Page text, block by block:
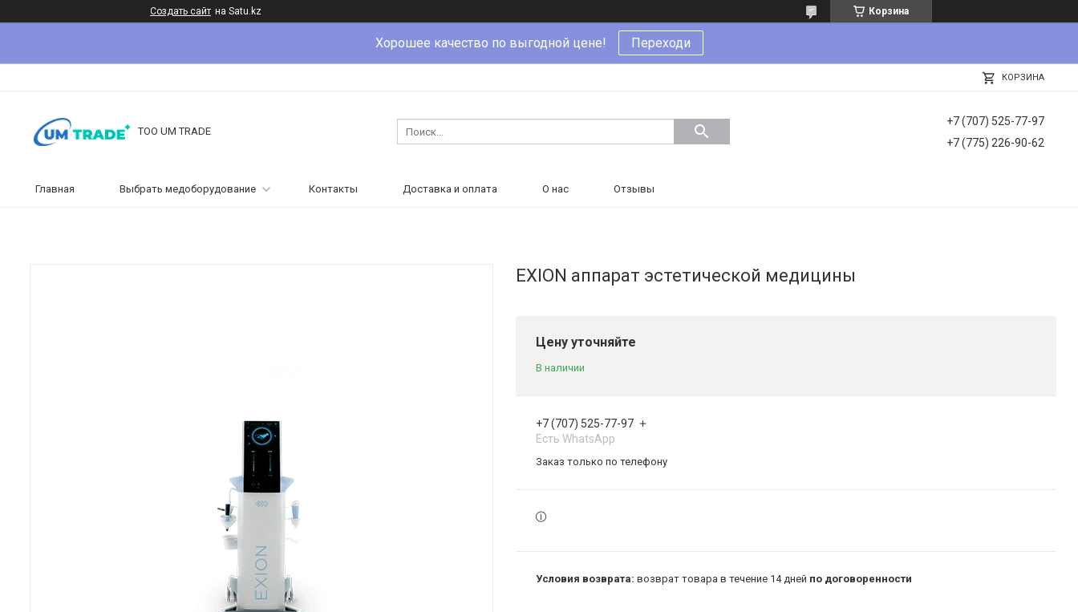
Создать сайт на Satu.kz Корзина
Хорошее качество по выгодной цене! Переходи
КОРЗИНА
ТОО UM TRADE
+7 (707) 525-77-97
+7 (775) 226-90-62
Главная Выбрать медоборудование Контакты Доставка и оплата О нас Отзывы
EXION аппарат эстетической медицины
Цену уточняйте
В наличии
+7 (707) 525-77-97
Есть WhatsApp
Заказ только по телефону
возврат товара в течение 14 дней по договоренности